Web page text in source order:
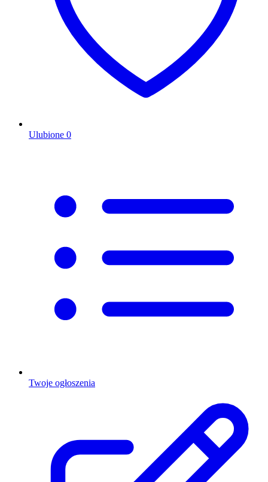
Ulubione 0
Twoje ogłoszenia